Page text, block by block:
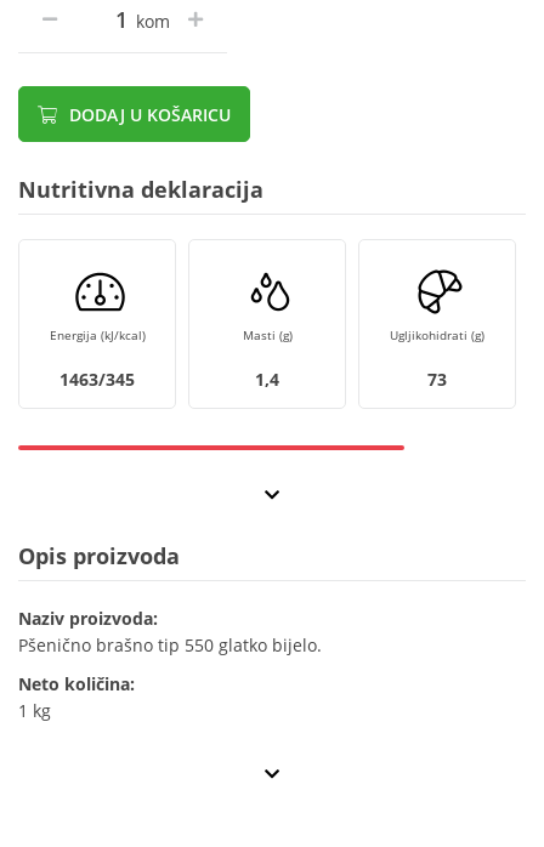
kom
DODAJ U KOŠARICU
Nutritivna deklaracija
Energija (kJ/kcal)
1463/345
Masti (g)
1,4
Ugljikohidrati (g)
73
Opis proizvoda
Naziv proizvoda:
Pšenično brašno tip 550 glatko bijelo.
Neto količina:
1 kg